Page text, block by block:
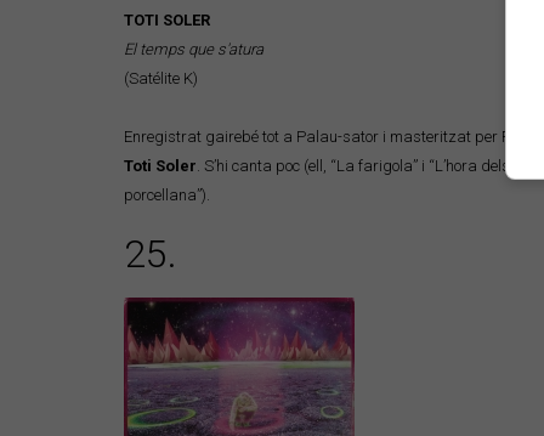
TOTI SOLER
El temps que s'atura
(Satélite K)
Enregistrat gairebé tot a Palau-sator i masteritzat per
Toti Soler . S’hi canta poc (ell, “La farigola” i “L’hora dels
porcellana”).
25.